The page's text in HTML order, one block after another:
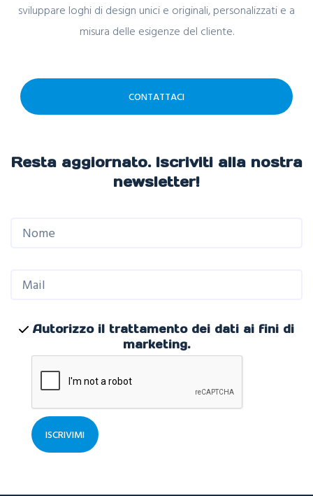
sviluppare loghi di design unici e originali, personalizzati e a
misura delle esigenze del cliente.
CONTATTACI
Resta aggiornato. Iscriviti alla nostra
newsletter!
Autorizzo il trattamento dei dati ai fini di
marketing.
ISCRIVIMI